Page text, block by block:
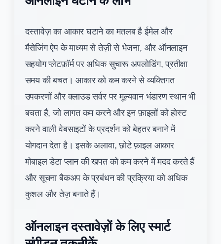
दस्तावेज़ का आकार घटाने का मतलब है ईमेल और
मैसेजिंग ऐप के माध्यम से तेज़ी से भेजना, और ऑनलाइन
सहयोग प्लेटफ़ॉर्म पर अधिक सुचारू अपलोडिंग, प्रतीक्षा
समय की बचत। आकार को कम करने से व्यक्तिगत
उपकरणों और क्लाउड सर्वर पर मूल्यवान भंडारण स्थान भी
बचता है, जो लागत कम करने और इन फ़ाइलों को होस्ट
करने वाली वेबसाइटों के प्रदर्शन को बेहतर बनाने में
योगदान देता है। इसके अलावा, छोटे फ़ाइल आकार
मोबाइल डेटा प्लान की खपत को कम करने में मदद करते हैं
और सूचना बैकअप के प्रबंधन की प्रक्रिया को अधिक
कुशल और तेज़ बनाते हैं।
ऑनलाइन दस्तावेज़ों के लिए स्मार्ट